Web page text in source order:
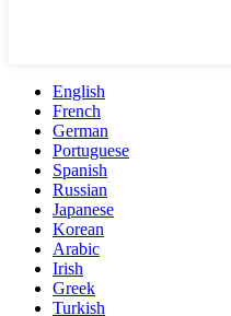
English
French
German
Portuguese
Spanish
Russian
Japanese
Korean
Arabic
Irish
Greek
Turkish